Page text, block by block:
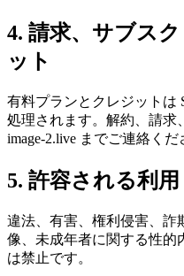
4. 請求、サブス
ット
有料プランとクレジットは
処理されます。解約、請求
image-2.live までご連絡くだ
5. 許容される利用
違法、有害、権利侵害、詐
像、未成年者に関する性的
は禁止です。